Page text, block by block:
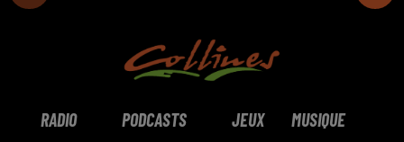
RADIO PODCASTS JEUX MUSIQUE